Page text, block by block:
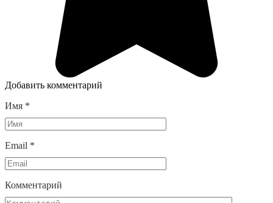
Добавить комментарий
Имя *
Email *
Комментарий